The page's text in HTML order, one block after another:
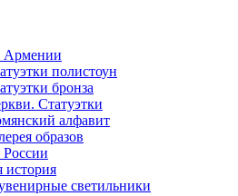
Армении
полистоун
бронза
Статуэтки
алфавит
образов
история
светильники